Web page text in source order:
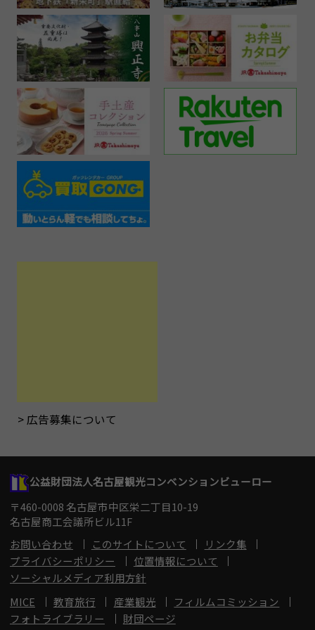
広告募集について
公益財団法人名古屋観光コンベンションビューロー
〒460-0008 名古屋市中区栄二丁目10-19
名古屋商工会議所ビル11F
お問い合わせ
このサイトについて
リンク集
プライバシーポリシー
位置情報について
ソーシャルメディア利用方針
MICE
教育旅行 産業観光
フィルムコミッション
フォトライブラリー
財団ページ